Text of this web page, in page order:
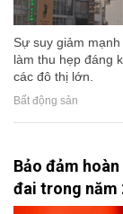
Sự suy giảm
làm thu hẹp đáng
các đô thị lớn.
Bất động sản
Bảo đảm
đai trong năm